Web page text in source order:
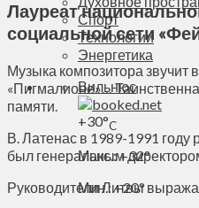
Спорт
Технологии
Энергетика
Вильнюс
+30°C
Макс.:+32°
Мин.:+20°
Лауреат
социальной сети
Музыка композитора звучит
«Пигмалионе»…
памяти.
В. Латенас в 1989-1991 году
был генеральным
Руководители Литвы